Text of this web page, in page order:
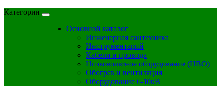
Категории
Основной каталог
Инженерная сантехника
Инструментарий
Кабели и провода
Низковольтное оборудование (НВО)
Обогрев и вентиляция
Оборудование 6-10кВ